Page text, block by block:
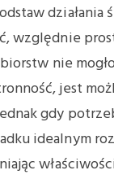
względnie
nie
jest
gdy
idealnym